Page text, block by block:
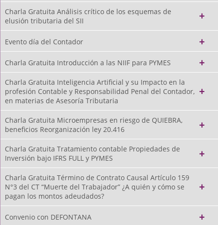
Charla Gratuita Análisis crítico de los esquemas de
elusión tributaria del SII
Evento día del Contador
Charla Gratuita Introducción a las NIIF para PYMES
Charla Gratuita Inteligencia Artificial y su Impacto en la
profesión Contable y Responsabilidad Penal del Contador,
en materias de Asesoría Tributaria
Charla Gratuita Microempresas en riesgo de QUIEBRA,
beneficios Reorganización ley 20.416
Charla Gratuita Tratamiento contable Propiedades de
Inversión bajo IFRS FULL y PYMES
Charla Gratuita Término de Contrato Causal Artículo 159
N°3 del CT “Muerte del Trabajador” ¿A quién y cómo se
pagan los montos adeudados?
Convenio con DEFONTANA